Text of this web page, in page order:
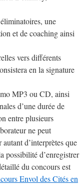
une
et de coaching ainsi
vers différents
en la signature
MP3 ou CD, ainsi
d’une durée de
entre plusieurs
ne peut
d’interprètes que
possibilité d’enregistrer
du concours est
Envol des Cités en